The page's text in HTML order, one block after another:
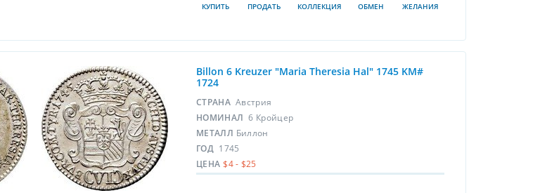
КУПИТЬ ПРОДАТЬ КОЛЛЕКЦИЯ ОБМЕН ЖЕЛАНИЯ
Billon 6 Kreuzer "Maria Theresia Hal" 1745 KM#
1724
СТРАНА Австрия
НОМИНАЛ 6 Кройцер
МЕТАЛЛ Биллон
ГОД 1745
ЦЕНА $4 - $25